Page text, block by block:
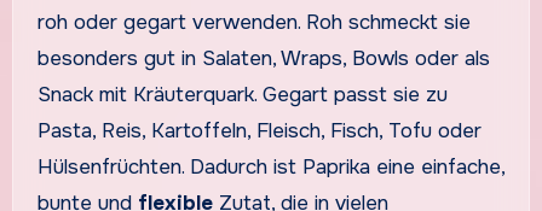
roh oder gegart verwenden. Roh schmeckt sie
besonders gut in Salaten, Wraps, Bowls oder als
Snack mit Kräuterquark. Gegart passt sie zu
Pasta, Reis, Kartoffeln, Fleisch, Fisch, Tofu oder
Hülsenfrüchten. Dadurch ist Paprika eine einfache,
bunte und flexibleZutat, die in vielen